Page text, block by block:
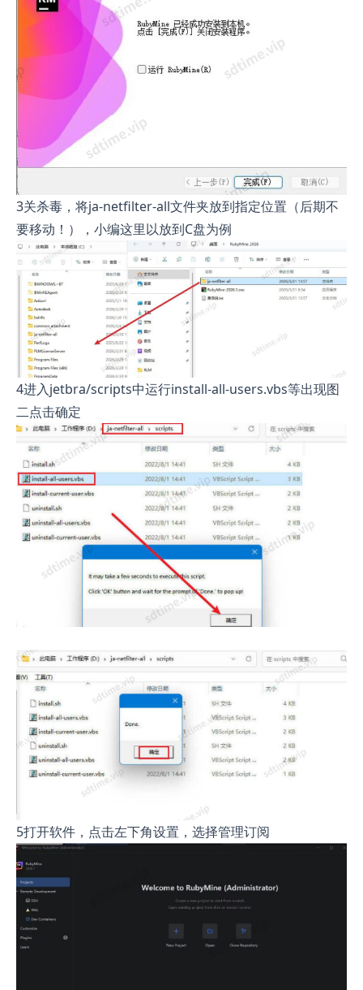
3关杀毒，将ja-netfilter-all文件夹放到指定位置（后期不
要移动！），小编这里以放到C盘为例
4进入jetbra/scripts中运行install-all-users.vbs等出现图
二点击确定
5打开软件，点击左下角设置，选择管理订阅